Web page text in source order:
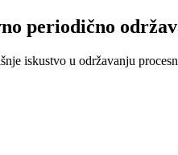
periodično
iskustvo u održavanju